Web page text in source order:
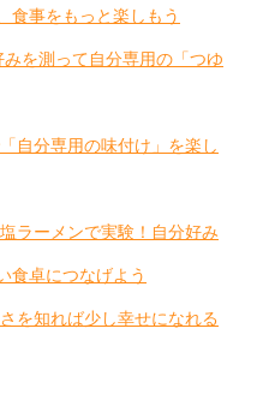
食事をもっと楽しもう
みを測って自分専用の「つゆ
自分専用の味付け」を楽し
ラーメンで実験！自分好み
食卓につなげよう
を知れば少し幸せになれる